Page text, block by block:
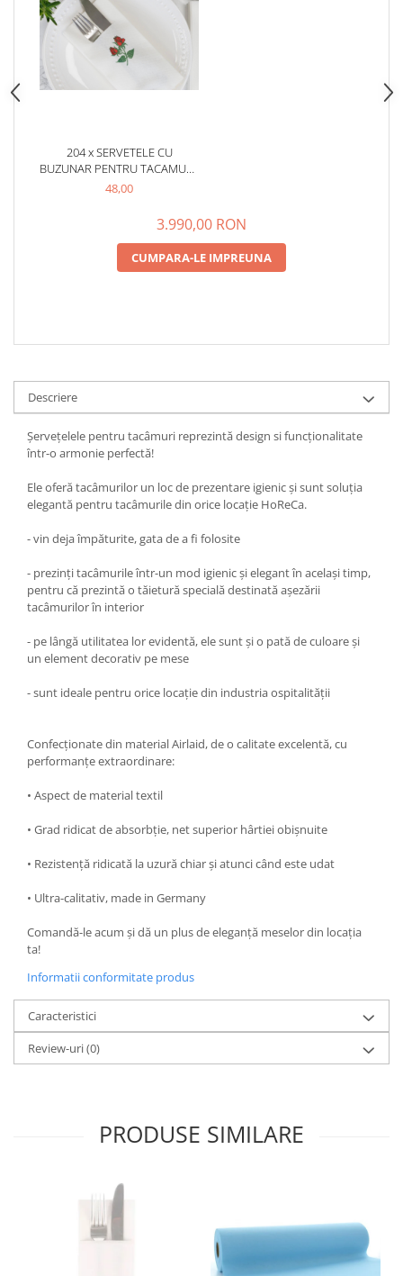
204 x SERVETELE CU
BUZUNAR PENTRU TACAMURI,
LINCLASS-AIRLAID
48,00
3.990,00 RON
CUMPARA-LE IMPREUNA
Descriere
Șervețelele pentru tacâmuri reprezintă design si funcționalitate
într-o armonie perfectă!
Ele oferă tacâmurilor un loc de prezentare igienic și sunt soluția
elegantă pentru tacâmurile din orice locație HoReCa.
- vin deja împăturite, gata de a fi folosite
- prezinți tacâmurile într-un mod igienic și elegant în același timp,
pentru că prezintă o tăietură specială destinată așezării
tacâmurilor în interior
- pe lângă utilitatea lor evidentă, ele sunt și o pată de culoare și
un element decorativ pe mese
- sunt ideale pentru orice locație din industria ospitalității
Confecționate din material Airlaid, de o calitate excelentă, cu
performanțe extraordinare:
• Aspect de material textil
• Grad ridicat de absorbție, net superior hârtiei obișnuite
• Rezistență ridicată la uzură chiar și atunci când este udat
• Ultra-calitativ, made in Germany
Comandă-le acum și dă un plus de eleganță meselor din locația
ta!
Informatii conformitate produs
Caracteristici
Review-uri(0)
PRODUSE SIMILARE